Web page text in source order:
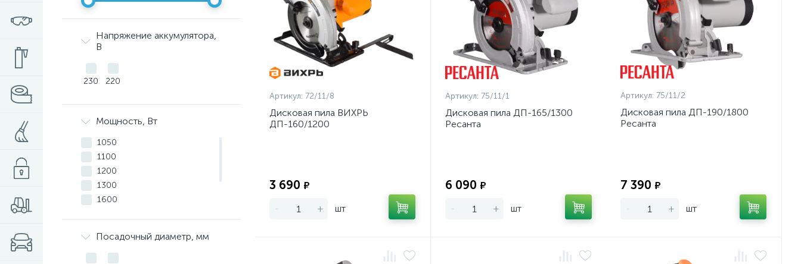
Напряжение аккумулятора,
В
230 220
Мощность, Вт
1050
1100
1200
1300
1600
2200
Посадочный диаметр, мм
Артикул: 72/11/8
Дисковая пила ВИХРЬ
ДП-160/1200
3 690 ₽
- + шт
Артикул: 75/11/1
Дисковая пила ДП-165/1300
Ресанта
6 090 ₽
- + шт
Артикул: 75/11/2
Дисковая пила ДП-190/1800
Ресанта
7 390 ₽
- + шт